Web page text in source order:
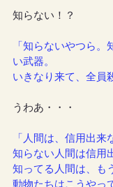
知らない！？
「知らないやつら
い武器。
いきなり来て、全員
うわあ・・・
「人間は、信用出来
知らない人間は信用
知ってる人間は、も